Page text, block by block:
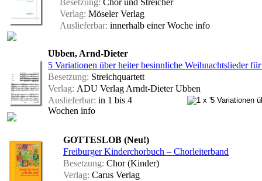
Besetzung: Chor und Streicher
Verlag: Möseler Verlag
Auslieferbar: innerhalb einer Woche info
Ubben, Arnd-Dieter
5 Variationen über heiter besinnliche Weihnachtslieder
Besetzung: Streichquartett
Verlag: ADU Verlag Arndt-Dieter Ubben
Auslieferbar: in 1 bis 4
Wochen info
GOTTESLOB (Neu!)
Freiburger Kinderchorbuch – Chorleiterband
Besetzung: Chor (Kinder)
Verlag: Carus Verlag